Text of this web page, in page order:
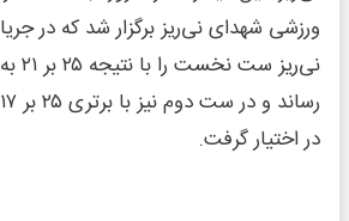
ورزشی شهدای نی‌ریز برگزار شد که در
در اختیار گرفت.